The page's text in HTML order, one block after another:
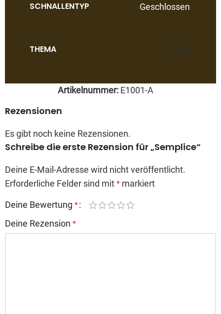
SCHNALLENTYP Geschlossen
THEMA Basic
Artikelnummer: E1001-A
Rezensionen
Es gibt noch keine Rezensionen.
Schreibe die erste Rezension für „Semplice“
Deine E-Mail-Adresse wird nicht veröffentlicht.
Erforderliche Felder sind mit * markiert
Deine Bewertung *
Deine Rezension *